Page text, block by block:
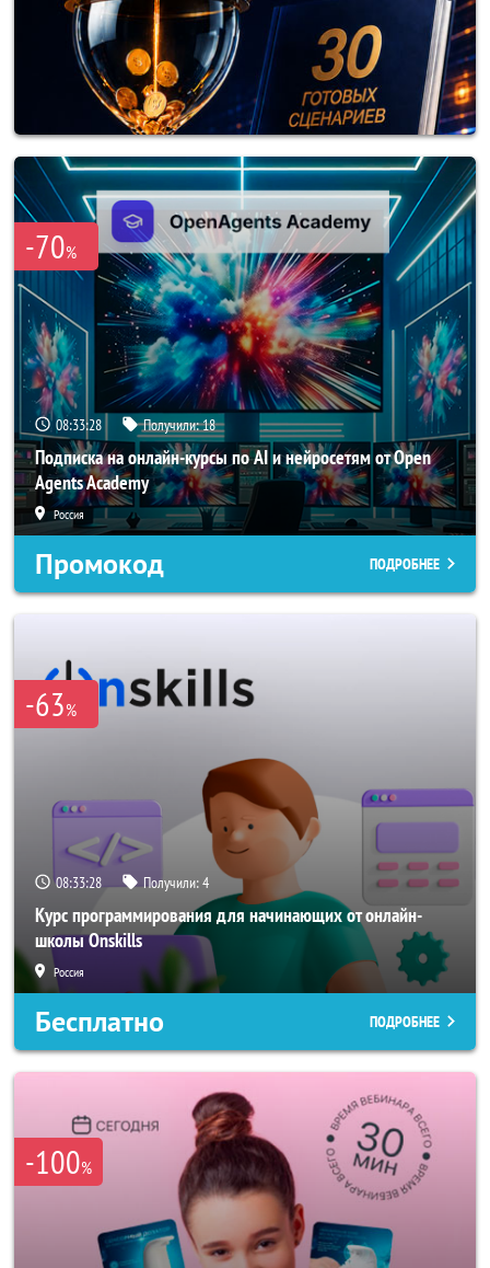
-70%
08:33:26 Получили:18
Подписка на онлайн-курсы по AI и нейросетям от Open
Agents Academy
Россия
Промокод ПОДРОБНЕЕ
-63%
08:33:26 Получили:4
Курс программирования для начинающих от онлайн-
школы Onskills
Россия
Бесплатно ПОДРОБНЕЕ
-100%